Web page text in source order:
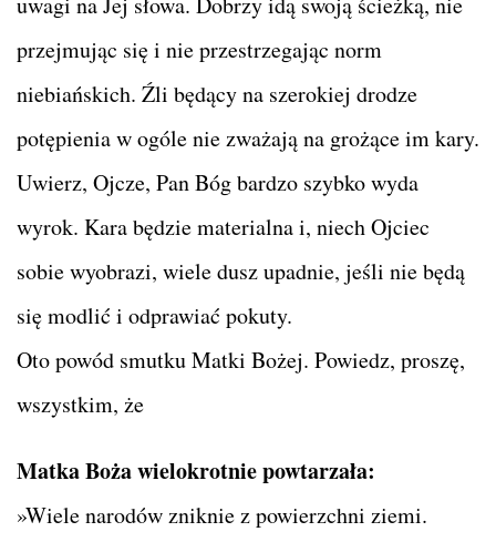
przejmując się i nie przestrzegając norm
niebiańskich. Źli będący na szerokiej drodze
potępienia w ogóle nie zważają na grożące im kary.
Uwierz, Ojcze, Pan Bóg bardzo szybko wyda
wyrok. Kara będzie materialna i, niech Ojciec
sobie wyobrazi, wiele dusz upadnie, jeśli nie będą
się modlić i odprawiać pokuty.
Oto powód smutku Matki Bożej. Powiedz, proszę,
wszystkim, że
Matka Boża wielokrotnie powtarzała:
»Wiele narodów zniknie z powierzchni ziemi.